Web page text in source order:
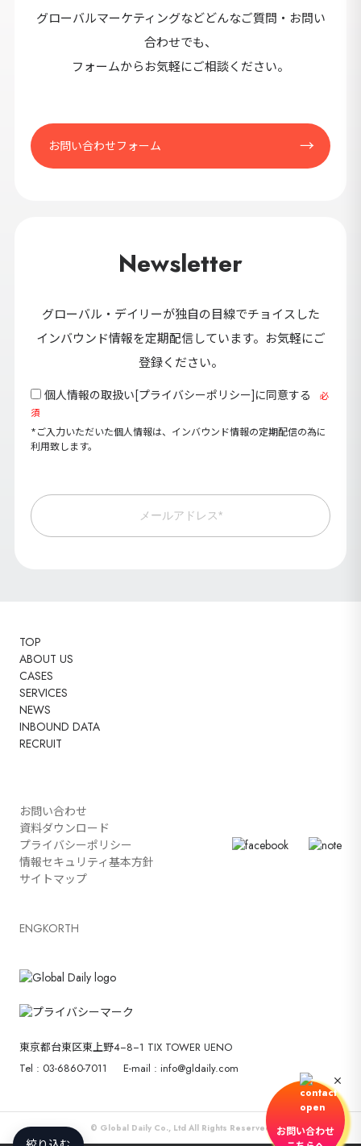
お問い合わせ
グローバルマーケティングなどどんなご質問・お問い
合わせでも、
フォームからお気軽にご相談ください。
お問い合わせフォーム
Newsletter
グローバル・デイリーが独自の目線でチョイスした
インバウンド情報を定期配信しています。お気軽にご
登録ください。
個人情報の取扱い[プライバシーポリシー]に同意する
必
須
*ご入力いただいた個人情報は、インバウンド情報の定期配信の為に
利用致します。
メールアドレス*
TOP
ABOUT US
CASES
SERVICES
NEWS
INBOUND DATA
RECRUIT
お問い合わせ
資料ダウンロード
プライバシーポリシー
情報セキュリティ基本方針
サイトマップ
ENGKORTH
東京都台東区東上野4−8−1 TIX TOWER UENO
Tel : 03-6860-7011
E-mail : info@gldaily.com
© Global Daily Co., Ltd All Rights Reserved